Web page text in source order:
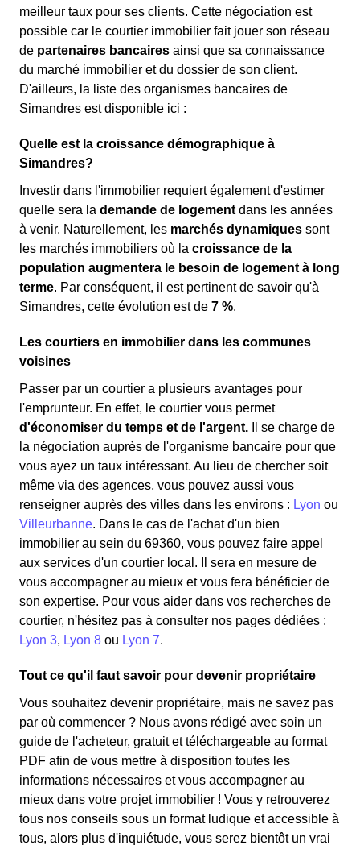
meilleur taux pour ses clients. Cette négociation est
possible car le courtier immobilier fait jouer son réseau
de partenaires bancaires ainsi que sa connaissance
du marché immobilier et du dossier de son client.
D'ailleurs, la liste des organismes bancaires de
Simandres est disponible ici :
Quelle est la croissance démographique à
Simandres?
Investir dans l'immobilier requiert également d'estimer
quelle sera la demande de logement dans les années
à venir. Naturellement, les marchés dynamiques sont
les marchés immobiliers où la croissance de la
population augmentera le besoin de logement à long
terme. Par conséquent, il est pertinent de savoir qu'à
Simandres, cette évolution est de 7 %.
Les courtiers en immobilier dans les communes
voisines
Passer par un courtier a plusieurs avantages pour
l'emprunteur. En effet, le courtier vous permet
d'économiser du temps et de l'argent.
Il se charge de
la négociation auprès de l'organisme bancaire pour que
vous ayez un taux intéressant. Au lieu de chercher soit
même via des agences, vous pouvez aussi vous
renseigner auprès des villes dans les environs : Lyon ou
Villeurbanne. Dans le cas de l'achat d'un bien
immobilier au sein du 69360, vous pouvez faire appel
aux services d'un courtier local. Il sera en mesure de
vous accompagner au mieux et vous fera bénéficier de
son expertise. Pour vous aider dans vos recherches de
courtier, n'hésitez pas à consulter nos pages dédiées :
Lyon 3, Lyon 8 ou Lyon 7.
Tout ce qu'il faut savoir pour devenir propriétaire
Vous souhaitez devenir propriétaire, mais ne savez pas
par où commencer ? Nous avons rédigé avec soin un
guide de l'acheteur, gratuit et téléchargeable au format
PDF afin de vous mettre à disposition toutes les
informations nécessaires et vous accompagner au
mieux dans votre projet immobilier ! Vous y retrouverez
tous nos conseils sous un format ludique et accessible à
tous, alors plus d'inquiétude, vous serez bientôt un vrai